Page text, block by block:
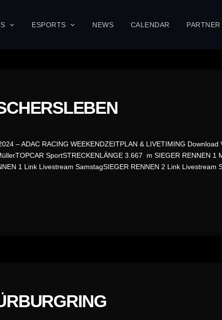
ESPORTS NEWS CALENDAR PARTNER
– ADAC RACING WEEKENDZEITPLAN & LIVETIMING
SportSTRECKENLÄNGE 3.667 m SIEGER RENNEN 1
1 Link Livestream SamstagSIEGER RENNEN 2 Link Livestream